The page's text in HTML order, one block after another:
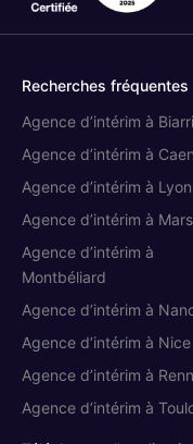
aimerait bien vous
Recherches fréquentes
Agence d’intérim à
Agence d’intérim à Caen
Agence d’intérim à Lyon
Agence d’intérim à
Agence d’intérim à
Montbéliard
Agence d’intérim à
Agence d’intérim à Nice
Agence d’intérim à
Agence d’intérim à